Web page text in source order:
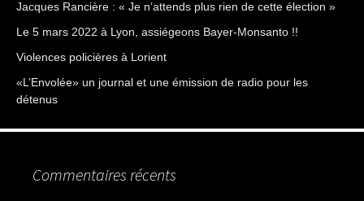
Jacques Rancière : « Je n’attends plus rien de cette élection »
Le 5 mars 2022 à Lyon, assiégeons Bayer-Monsanto !!
Violences policières à Lorient
«L’Envolée» un journal et une émission de radio pour les
détenus
Commentaires récents